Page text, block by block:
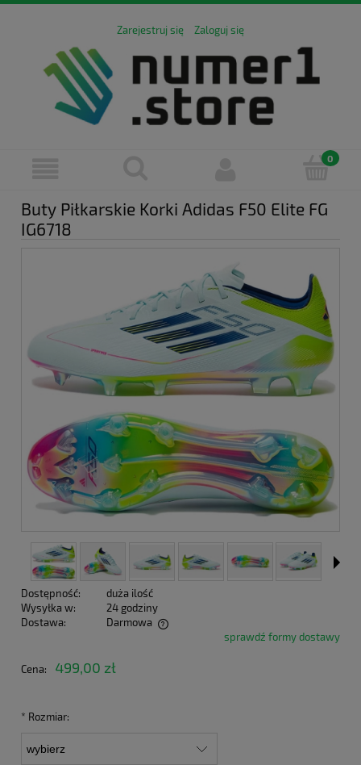
Zarejestruj się Zaloguj się
Buty Piłkarskie Korki Adidas F50 Elite FG
IG6718
Dostępność:
duża ilość
Wysyłka w:
24 godziny
Dostawa:
Darmowa
Cena nie zawiera ewentualnych kosztów płatnościsprawdź formy dostawy
Cena: 499,00 zł
* Rozmiar: